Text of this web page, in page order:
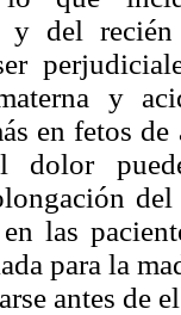
y del recién
y
en fetos
dolor
las
para la
antes de